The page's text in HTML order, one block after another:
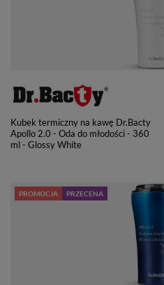
Kubek termiczny na kawę Dr.Bacty
Apollo 2.0 - Oda do młodości - 360
ml - Glossy White
PROMOCJA PRZECENA